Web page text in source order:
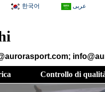
한국어 عربى
Controllo di